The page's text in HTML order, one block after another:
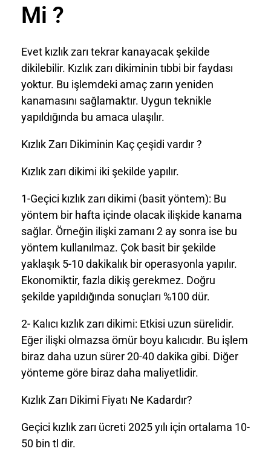
Mi ?
Evet kızlık zarı tekrar kanayacak şekilde
dikilebilir. Kızlık zarı dikiminin tıbbi bir faydası
yoktur. Bu işlemdeki amaç zarın yeniden
kanamasını sağlamaktır. Uygun teknikle
yapıldığında bu amaca ulaşılır.
Kızlık Zarı Dikiminin Kaç çeşidi vardır ?
Kızlık zarı dikimi iki şekilde yapılır.
1-Geçici kızlık zarı dikimi (basit yöntem): Bu
yöntem bir hafta içinde olacak ilişkide kanama
sağlar. Örneğin ilişki zamanı 2 ay sonra ise bu
yöntem kullanılmaz. Çok basit bir şekilde
yaklaşık 5-10 dakikalık bir operasyonla yapılır.
Ekonomiktir, fazla dikiş gerekmez. Doğru
şekilde yapıldığında sonuçları %100 dür.
2- Kalıcı kızlık zarı dikimi: Etkisi uzun sürelidir.
Eğer ilişki olmazsa ömür boyu kalıcıdır. Bu işlem
biraz daha uzun sürer 20-40 dakika gibi. Diğer
yönteme göre biraz daha maliyetlidir.
Kızlık Zarı Dikimi Fiyatı Ne Kadardır?
Geçici kızlık zarı ücreti 2025 yılı için ortalama 10-
50 bin tl dir.